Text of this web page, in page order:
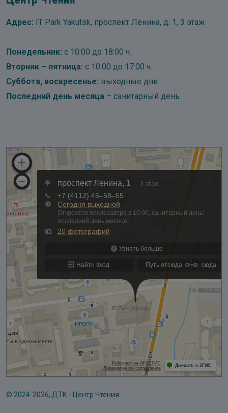
Адрес: IT Park Yakutsk, проспект Ленина, д. 1, 3 этаж
Понедельник: с 10:00 до 18:00 ч.
Вторник – пятница: с 10:00 до 17:00 ч.
Суббота, воскресенье: выходные дни
Последний день месяца – санитарный день
© 2024-2026, ДТК - Центр Чтения